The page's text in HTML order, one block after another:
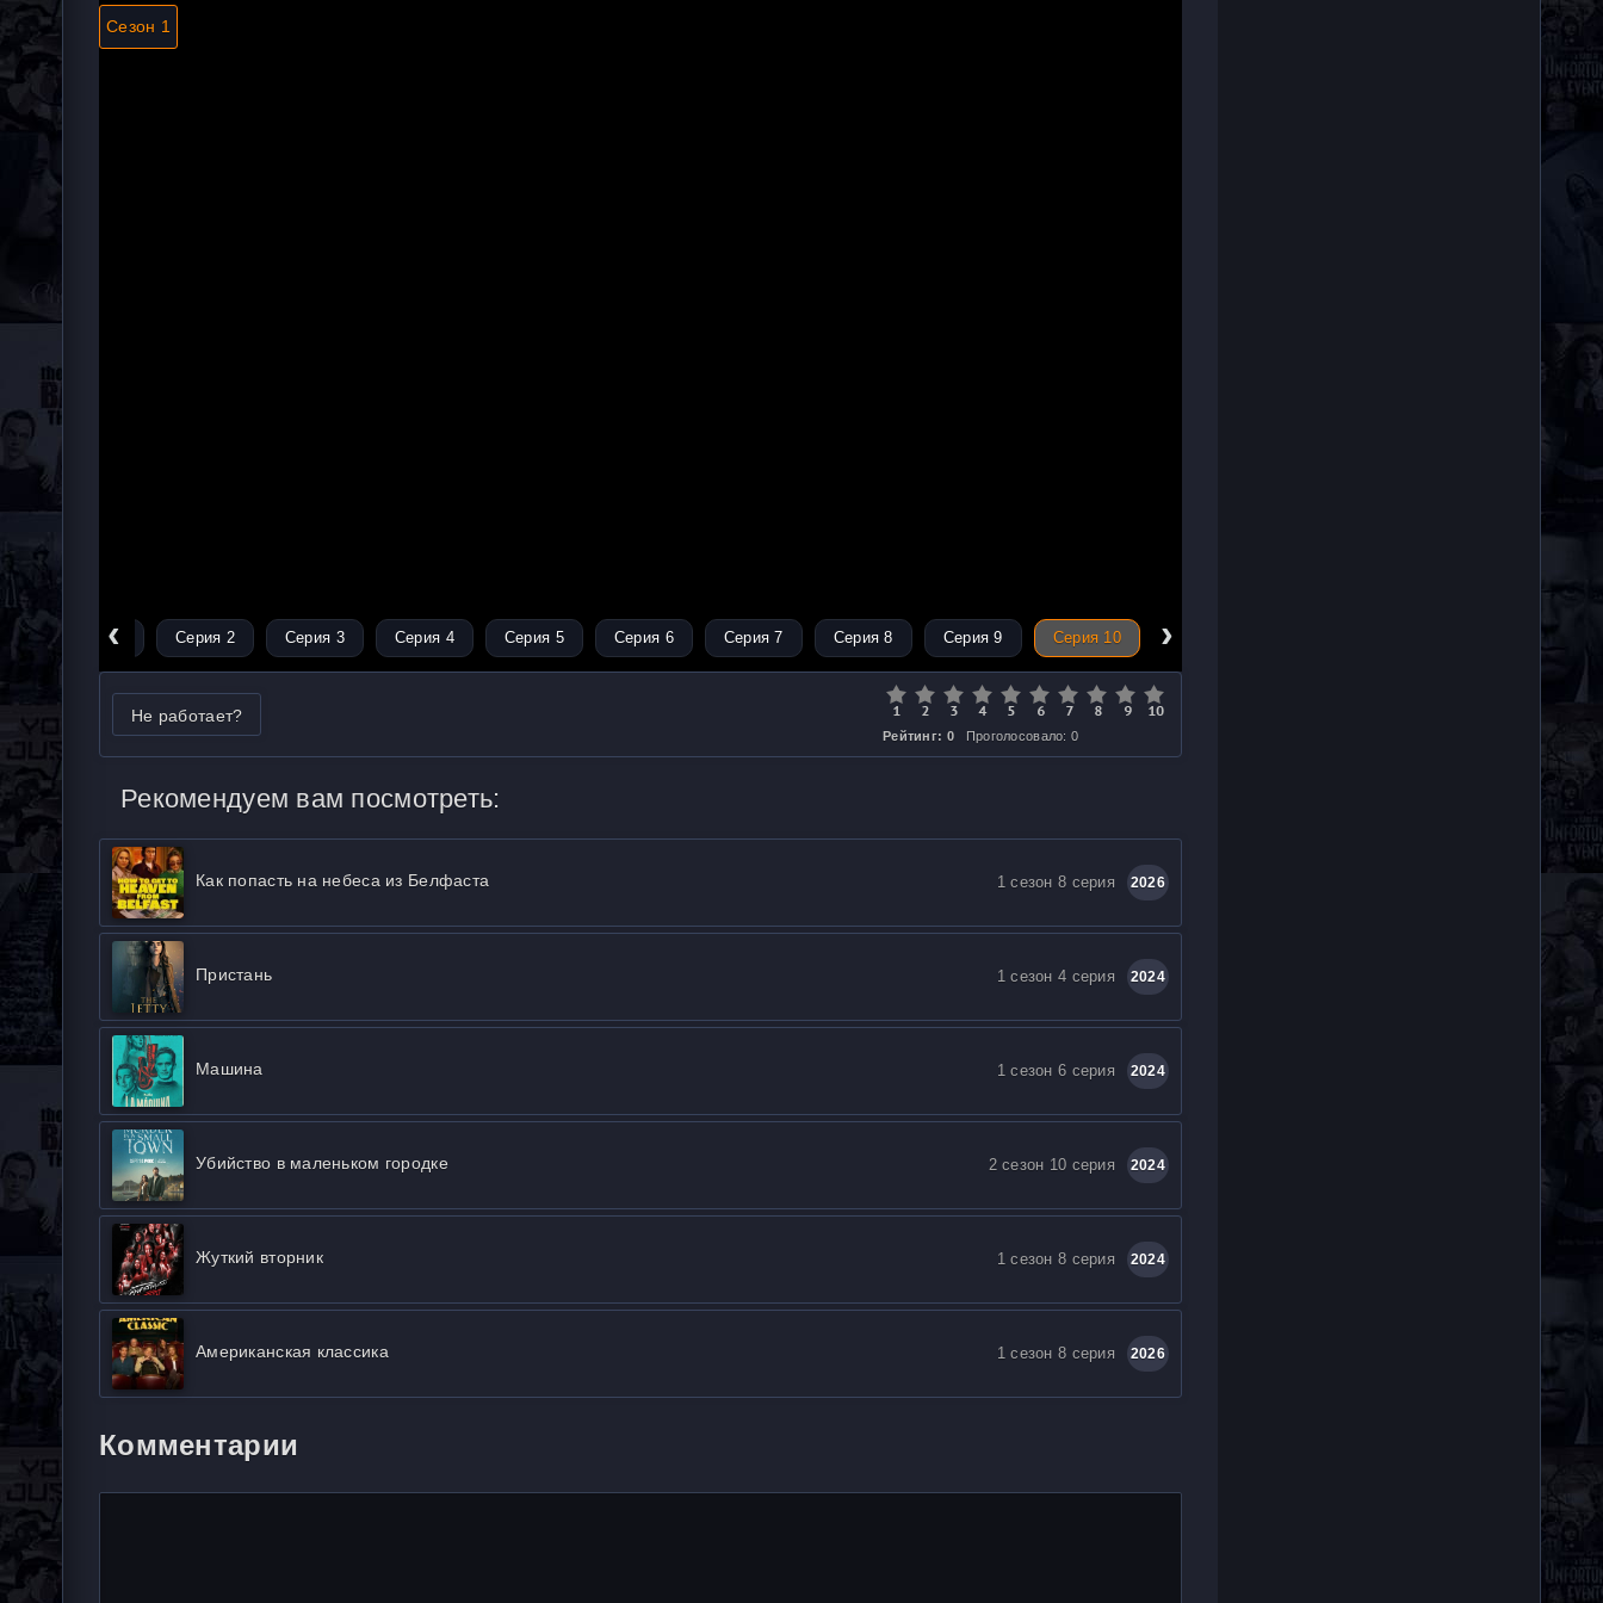
Сезон 1
‹
Серия 1 Серия 2 Серия 3 Серия 4 Серия 5 Серия 6 Серия 7 Серия 8 Серия 9 Серия 10 ›
Не работает?
Рейтинг: 0 Проголосовало: 0
Рекомендуем вам посмотреть:
Как попасть на небеса из Белфаста 1 сезон 8 серия 2026
Пристань 1 сезон 4 серия 2024
Машина 1 сезон 6 серия 2024
Убийство в маленьком городке 2 сезон 10 серия 2024
Жуткий вторник 1 сезон 8 серия 2024
Американская классика 1 сезон 8 серия 2026
Комментарии